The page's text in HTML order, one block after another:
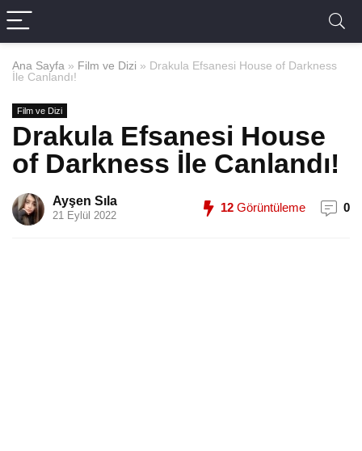
Ana Sayfa » Film ve Dizi » Drakula Efsanesi House of Darkness
İle Canlandı!
Film ve Dizi
Drakula Efsanesi House
of Darkness İle Canlandı!
Ayşen Sıla
21 Eylül 2022
12 Görüntüleme 0